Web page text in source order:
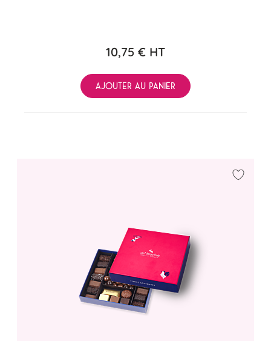
10,75 € HT
AJOUTER AU PANIER